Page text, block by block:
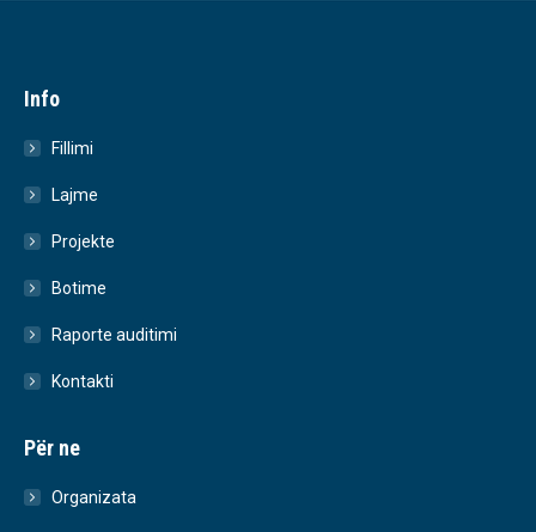
Info
Fillimi
Lajme
Projekte
Botime
Raporte auditimi
Kontakti
Për ne
Organizata